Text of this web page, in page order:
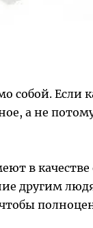
собой. Если
а не
в
другим